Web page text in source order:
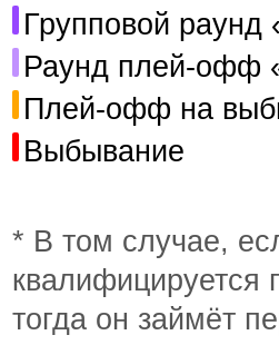
Групповой раунд
Раунд плей-офф
Плей-офф на
Выбывание
* В том случае,
квалифицируется
тогда он займёт